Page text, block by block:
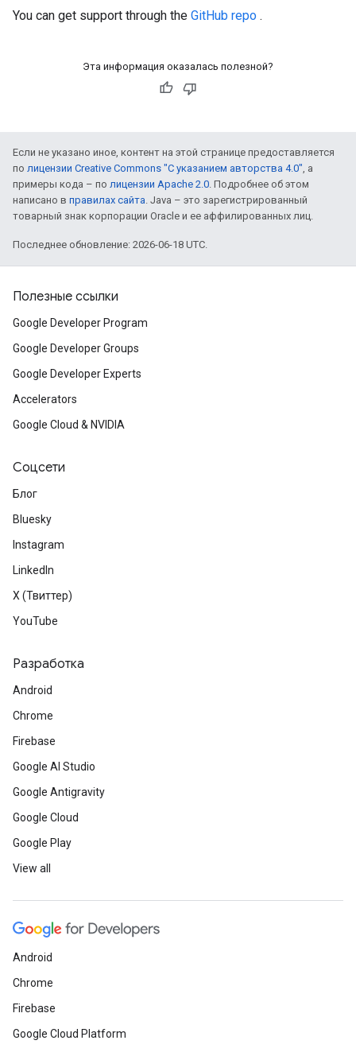
You can get support through the GitHub repo .
Эта информация оказалась полезной?
Если не указано иное, контент на этой странице предоставляется
по лицензии Creative Commons "С указанием авторства 4.0", а
примеры кода – по лицензии Apache 2.0. Подробнее об этом
написано в правилах сайта. Java – это зарегистрированный
товарный знак корпорации Oracle и ее аффилированных лиц.
Последнее обновление: 2026-06-18 UTC.
Полезные ссылки
Google Developer Program
Google Developer Groups
Google Developer Experts
Accelerators
Google Cloud & NVIDIA
Соцсети
Блог
Bluesky
Instagram
LinkedIn
X (Твиттер)
YouTube
Разработка
Android
Chrome
Firebase
Google AI Studio
Google Antigravity
Google Cloud
Google Play
View all
Android
Chrome
Firebase
Google Cloud Platform